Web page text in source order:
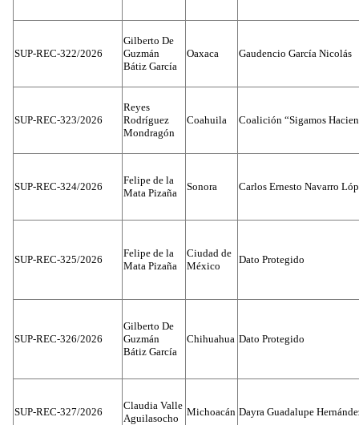
SUP-REC-322/2026
Gilberto De
Guzmán
Bátiz García
Oaxaca Gaudencio García Nicolás
SUP-REC-323/2026
Reyes
Rodríguez
Mondragón
Coahuila Coalición “Sigamos
SUP-REC-324/2026
Felipe de la
Mata Pizaña
Sonora Carlos Ernesto Navarro
SUP-REC-325/2026
Felipe de la
Mata Pizaña
Ciudad de
México
Dato Protegido
SUP-REC-326/2026
Gilberto De
Guzmán
Bátiz García
Chihuahua Dato Protegido
SUP-REC-327/2026
Claudia Valle
Aguilasocho
Michoacán Dayra Guadalupe